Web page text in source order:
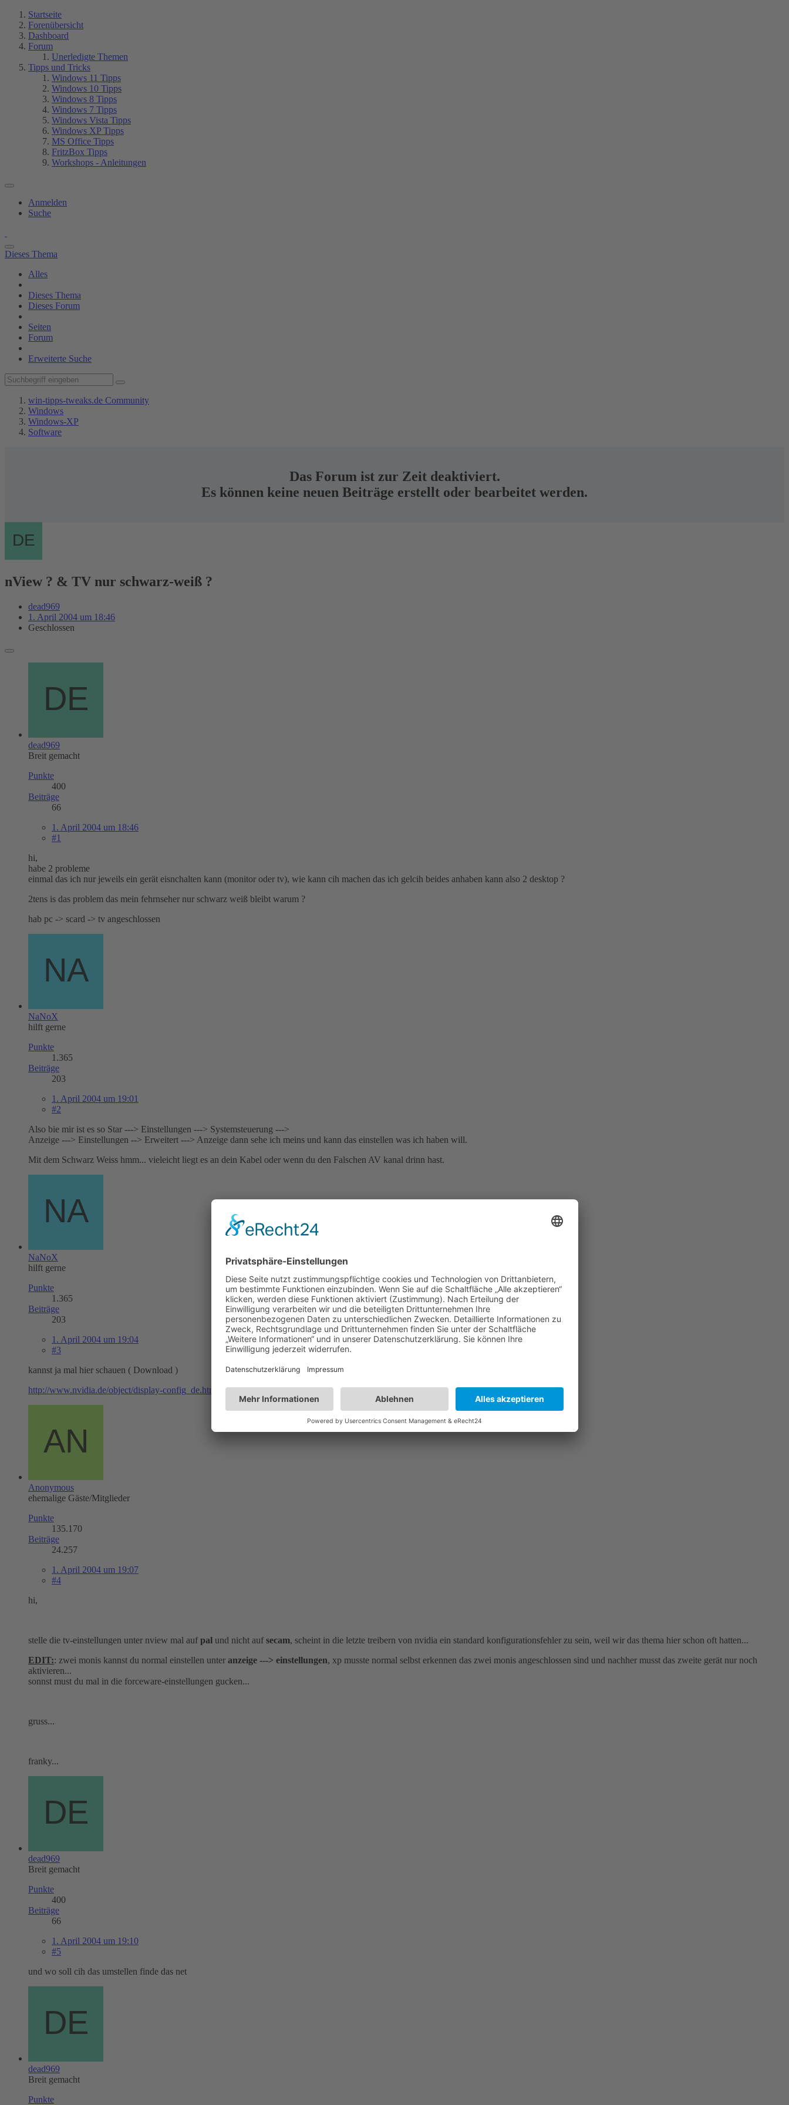
Startseite
Forenübersicht
Dashboard
Forum
Unerledigte Themen
Tipps und Tricks
Windows 11 Tipps
Windows 10 Tipps
Windows 8 Tipps
Windows 7 Tipps
Windows Vista Tipps
Windows XP Tipps
MS Office Tipps
FritzBox Tipps
Workshops - Anleitungen
Anmelden
Suche
Dieses Thema
Alles
Dieses Thema
Dieses Forum
Seiten
Forum
Erweiterte Suche
win-tipps-tweaks.de Community
Windows
Windows-XP
Software
Das Forum ist zur Zeit deaktiviert.
Es können keine neuen Beiträge erstellt oder bearbeitet werden.
nView ? & TV nur schwarz-weiß ?
dead969
1. April 2004 um 18:46
Geschlossen
dead969
Breit gemacht
Punkte
400
Beiträge
66
1. April 2004 um 18:46
#1
hi,
habe 2 probleme
einmal das ich nur jeweils ein gerät eisnchalten kann (monitor oder tv), wie kann cih machen das ich gelcih beides anhaben kann also 2 desktop ?
2tens is das problem das mein fehrnseher nur schwarz weiß bleibt warum ?
hab pc -> scard -> tv angeschlossen
NaNoX
hilft gerne
Punkte
1.365
Beiträge
203
1. April 2004 um 19:01
#2
Also bie mir ist es so Star ---> Einstellungen ---> Systemsteuerung --->
Anzeige ---> Einstellungen --> Erweitert ---> Anzeige dann sehe ich meins und kann das einstellen was ich haben will.
Mit dem Schwarz Weiss hmm... vieleicht liegt es an dein Kabel oder wenn du den Falschen AV kanal drinn hast.
NaNoX
hilft gerne
Punkte
1.365
Beiträge
203
1. April 2004 um 19:04
#3
kannst ja mal hier schauen ( Download )
http://www.nvidia.de/object/display-config_de.html
Anonymous
ehemalige Gäste/Mitglieder
Punkte
135.170
Beiträge
24.257
1. April 2004 um 19:07
#4
hi,
stelle die tv-einstellungen unter nview mal auf pal und nicht auf secam, scheint in die letzte treibern von nvidia ein standard konfigurationsfehler zu sein, weil wir das thema hier schon oft hatten...
EDIT:: zwei monis kannst du normal einstellen unter anzeige ---> einstellungen, xp musste normal selbst erkennen das zwei monis angeschlossen sind und nachher musst das zweite gerät nur noch
aktivieren...
sonnst must du mal in die forceware-einstellungen gucken...
gruss...
franky...
dead969
Breit gemacht
Punkte
400
Beiträge
66
1. April 2004 um 19:10
#5
und wo soll cih das umstellen finde das net
dead969
Breit gemacht
Punkte